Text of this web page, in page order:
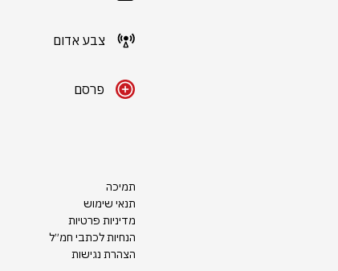
צבע אדום
פרסם
תמיכה
תנאי שימוש
מדיניות פרטיות
הנחיות לכתבי חמ״ל
הצהרת נגישות